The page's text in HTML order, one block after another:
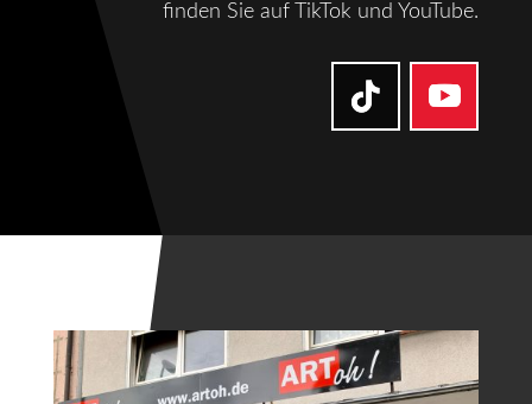
finden Sie auf TikTok und YouTube.